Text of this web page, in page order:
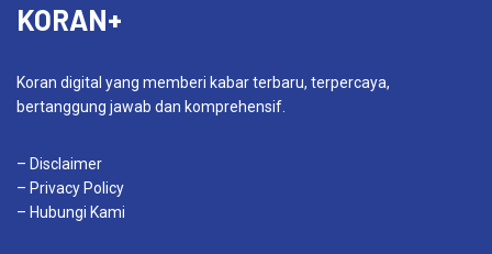
KORAN+
Koran digital yang memberi kabar terbaru, terpercaya,
bertanggung jawab dan komprehensif.
– Disclaimer
– Privacy Policy
– Hubungi Kami